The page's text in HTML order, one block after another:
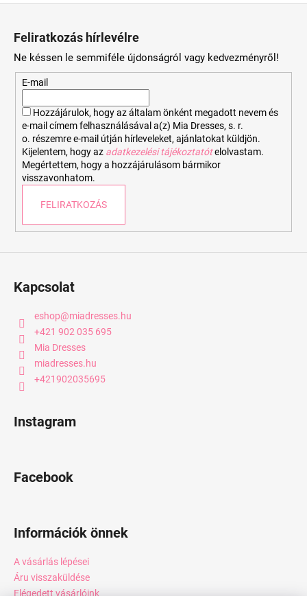
Feliratkozás hírlevélre
Ne késsen le semmiféle újdonságról vagy kedvezményről!
E-mail
Hozzájárulok, hogy az általam önként megadott nevem és
e-mail címem felhasználásával a(z) Mia Dresses, s. r.
o. részemre e-mail útján hírleveleket, ajánlatokat küldjön.
Kijelentem, hogy az adatkezelési tájékoztatót elolvastam.
Megértettem, hogy a hozzájárulásom bármikor
visszavonhatom.
FELIRATKOZÁS
Kapcsolat
eshop@miadresses.hu
+421 902 035 695
Mia Dresses
miadresses.hu
+421902035695
Instagram
Facebook
Információk önnek
A vásárlás lépései
Áru visszaküldése
Elégedett vásárlóink